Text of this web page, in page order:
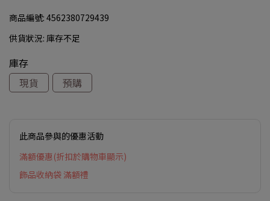
商品編號: 4562380729439
供貨狀況: 庫存不足
庫存
現貨
預購
此商品參與的優惠活動
滿額優惠(折扣於購物車顯示)
飾品收納袋 滿額禮